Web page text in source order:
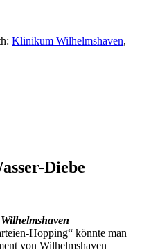
Klinikum Wilhelmshaven,
Diebe
Hopping“ könnte man
von Wilhelmshaven